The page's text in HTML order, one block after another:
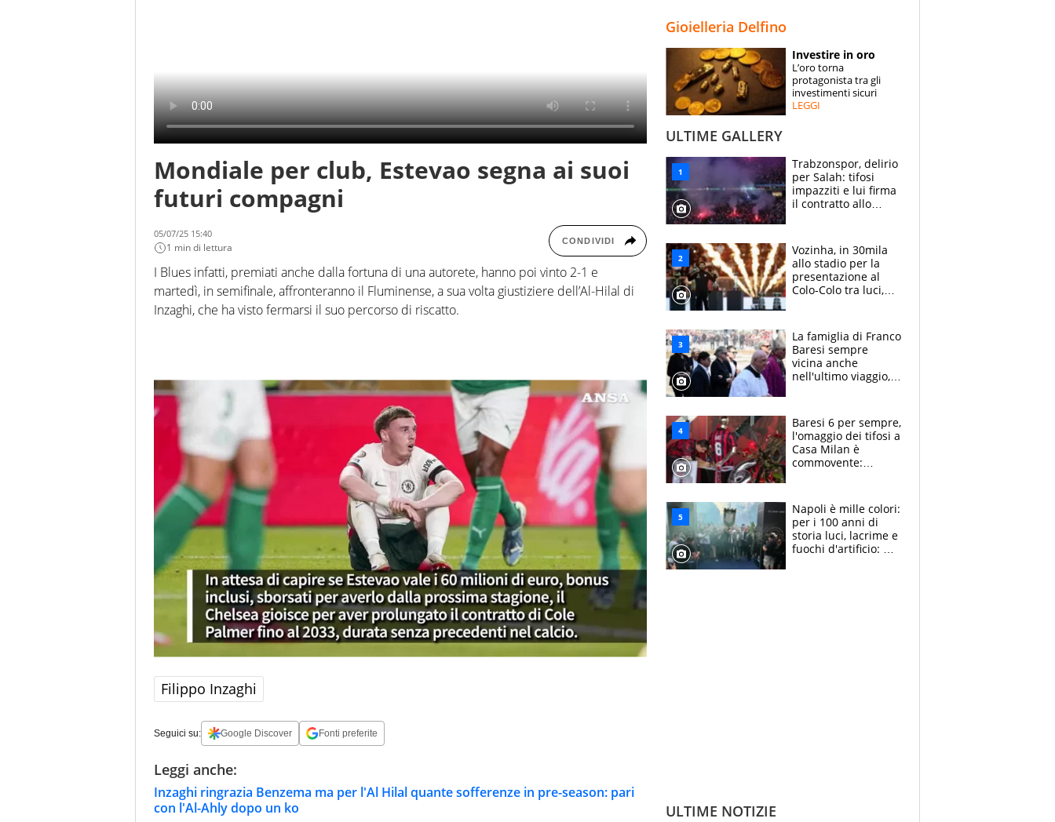
ESPERTI
CONTATTI
Mondiale per club, Estevao segna ai suoi
futuri compagni
05/07/25 15:40
1 min di lettura CONDIVIDI
I Blues infatti, premiati anche dalla fortuna di una autorete, hanno poi vinto 2-1 e
martedì, in semifinale, affronteranno il Fluminense, a sua volta giustiziere dell’Al-Hilal di
Inzaghi, che ha visto fermarsi il suo percorso di riscatto.
Filippo Inzaghi
Seguici su: Google Discover Fonti preferite
Leggi anche:
Inzaghi ringrazia Benzema ma per l'Al Hilal quante sofferenze in pre-season: pari
con l'Al-Ahly dopo un ko
Gioielleria Delfino
Investire in oro
L’oro torna
protagonista tra gli
investimenti sicuri
LEGGI
ULTIME GALLERY
Trabzonspor, delirio
per Salah: tifosi
impazziti e lui firma
il contratto allo
Vozinha, in 30mila
allo stadio per la
presentazione al
Colo-Colo tra luci,
La famiglia di Franco
Baresi sempre
vicina anche
nell'ultimo viaggio,
circondati
dall'affetto dei tifosi
Baresi 6 per sempre,
l'omaggio dei tifosi a
Casa Milan è
commovente:
bigliettini
Napoli è mille colori:
per i 100 anni di
storia luci, lacrime e
fuochi d'artificio: De
ULTIME NOTIZIE